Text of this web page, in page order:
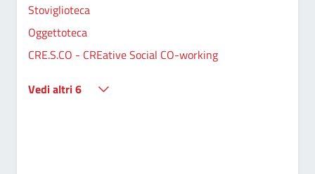
Stoviglioteca
Oggettoteca
CRE.S.CO - CREative Social CO-working
Vedi altri 6